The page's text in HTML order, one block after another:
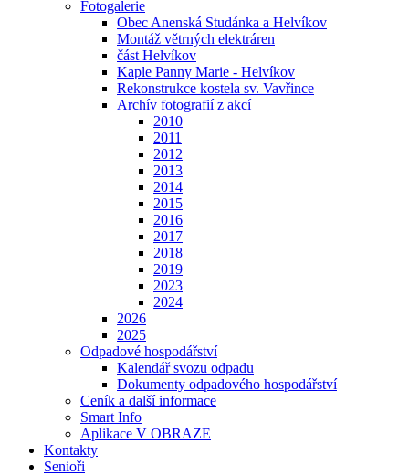
Fotogalerie
Obec Anenská Studánka a Helvíkov
Montáž větrných elektráren
část Helvíkov
Kaple Panny Marie - Helvíkov
Rekonstrukce kostela sv. Vavřince
Archív fotografií z akcí
2010
2011
2012
2013
2014
2015
2016
2017
2018
2019
2023
2024
2026
2025
Odpadové hospodářství
Kalendář svozu odpadu
Dokumenty odpadového hospodářství
Ceník a další informace
Smart Info
Aplikace V OBRAZE
Kontakty
Senioři